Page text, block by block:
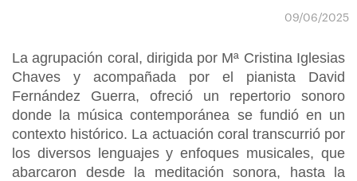
09/06/2025
La agrupación coral, dirigida por Mª Cristina Iglesias
Chaves y acompañada por el pianista David
Fernández Guerra, ofreció un repertorio sonoro
donde la música contemporánea se fundió en un
contexto histórico. La actuación coral transcurrió por
los diversos lenguajes y enfoques musicales, que
abarcaron desde la meditación sonora, hasta la